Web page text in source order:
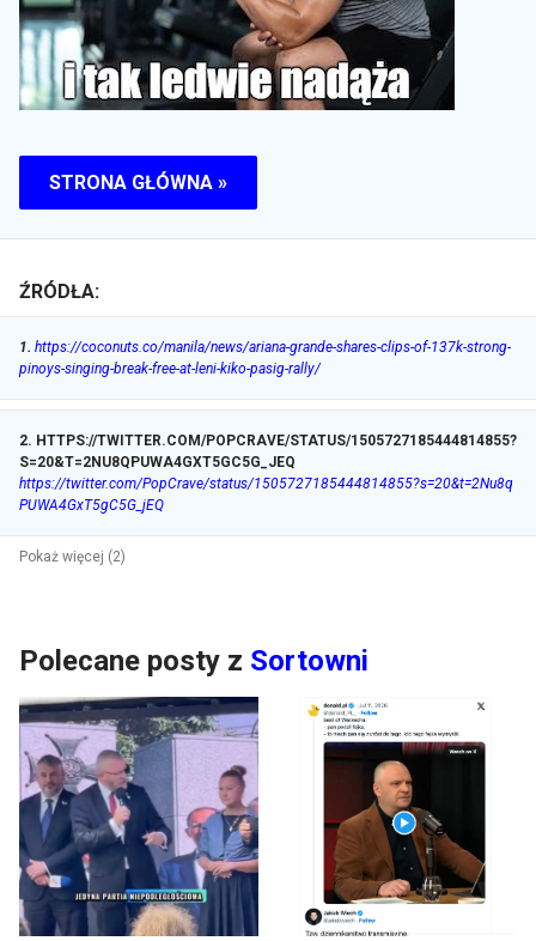
STRONA GŁÓWNA »
ŹRÓDŁA:
1. https://coconuts.co/manila/news/ariana-grande-shares-clips-of-137k-strong-
pinoys-singing-break-free-at-leni-kiko-pasig-rally/
2. HTTPS://TWITTER.COM/POPCRAVE/STATUS/1505727185444814855?
S=20&T=2NU8QPUWA4GXT5GC5G_JEQ
https://twitter.com/PopCrave/status/1505727185444814855?s=20&t=2Nu8q
PUWA4GxT5gC5G_jEQ
Pokaż więcej (2)
Polecane posty z Sortowni